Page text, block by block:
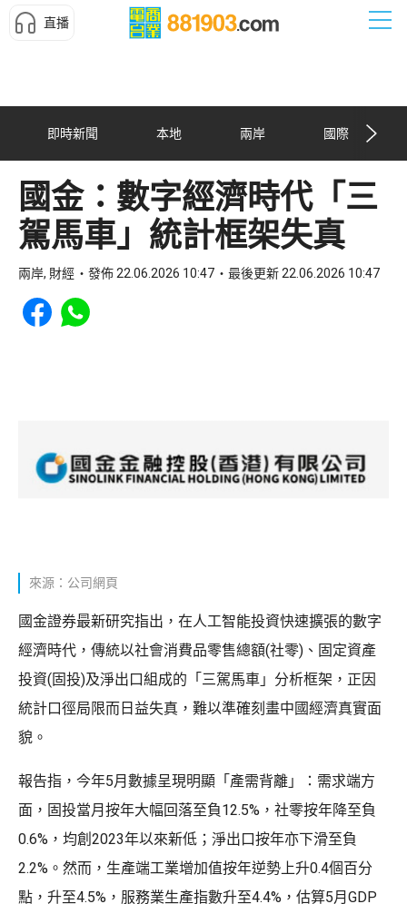
直播
即時新聞 本地 兩岸 國際
國金：數字經濟時代「三
駕馬車」統計框架失真
兩岸, 財經 發佈 22.06.2026 10:47 最後更新 22.06.2026 10:47
Share to Facebook
Share to WhatsApp
來源：公司網頁
國金證券最新研究指出，在人工智能投資快速擴張的數字
經濟時代，傳統以社會消費品零售總額(社零)、固定資產
投資(固投)及淨出口組成的「三駕馬車」分析框架，正因
統計口徑局限而日益失真，難以準確刻畫中國經濟真實面
貌。
報告指，今年5月數據呈現明顯「產需背離」：需求端方
面，固投當月按年大幅回落至負12.5%，社零按年降至負
0.6%，均創2023年以來新低；淨出口按年亦下滑至負
2.2%。然而，生產端工業增加值按年逆勢上升0.4個百分
點，升至4.5%，服務業生產指數升至4.4%，估算5月GDP